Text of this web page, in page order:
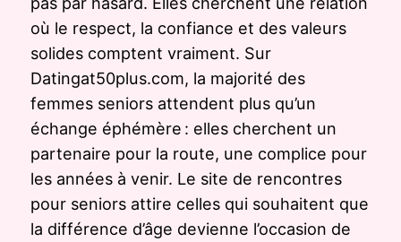
où le respect, la confiance et des valeurs
solides comptent vraiment. Sur
Datingat50plus.com, la majorité des
femmes seniors attendent plus qu’un
échange éphémère : elles cherchent un
partenaire pour la route, une complice pour
les années à venir. Le site de rencontres
pour seniors attire celles qui souhaitent que
la différence d’âge devienne l’occasion de